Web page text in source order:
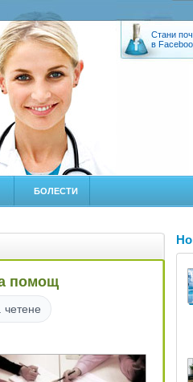
Стани
в
БОЛЕСТИ
помощ